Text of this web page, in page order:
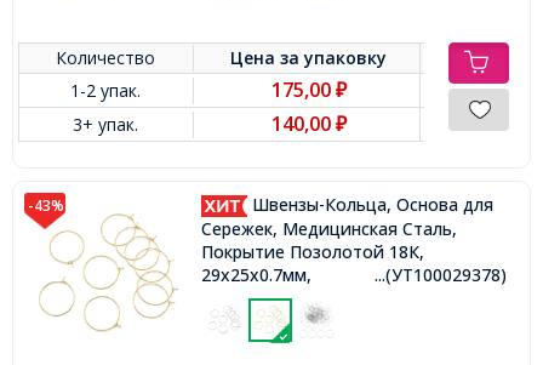
Количество Цена заупаковку
1-2 упак.
175,00 ₽
3+ упак. 140,00 ₽
-43%
Швензы-Кольца, Основа для
Сережек, Медицинская Сталь,
Покрытие Позолотой 18К,
29х25х0.7мм,
...(УТ100029378)